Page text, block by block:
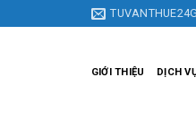
to
GIỚI THIỆU DỊCH